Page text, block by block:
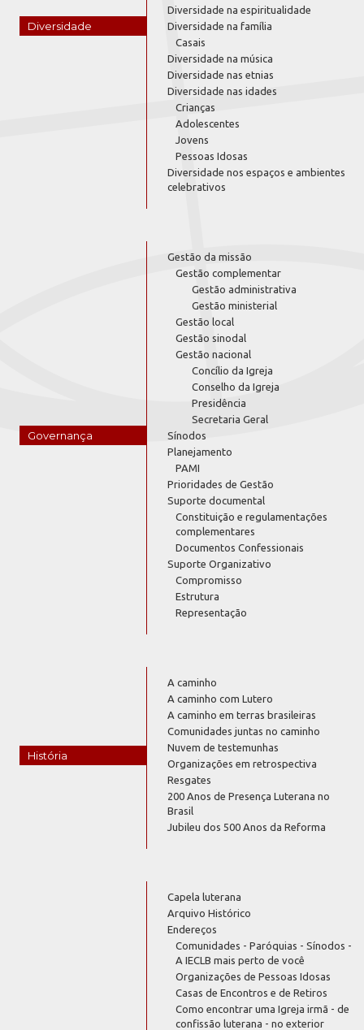
Diversidade
Diversidade na espiritualidade
Diversidade na família
Casais
Diversidade na música
Diversidade nas etnias
Diversidade nas idades
Crianças
Adolescentes
Jovens
Pessoas Idosas
Diversidade nos espaços e ambientes
celebrativos
Governança
Gestão da missão
Gestão complementar
Gestão administrativa
Gestão ministerial
Gestão local
Gestão sinodal
Gestão nacional
Concílio da Igreja
Conselho da Igreja
Presidência
Secretaria Geral
Sínodos
Planejamento
PAMI
Prioridades de Gestão
Suporte documental
Constituição e regulamentações
complementares
Documentos Confessionais
Suporte Organizativo
Compromisso
Estrutura
Representação
História
A caminho
A caminho com Lutero
A caminho em terras brasileiras
Comunidades juntas no caminho
Nuvem de testemunhas
Organizações em retrospectiva
Resgates
200 Anos de Presença Luterana no
Brasil
Jubileu dos 500 Anos da Reforma
Capela luterana
Arquivo Histórico
Endereços
Comunidades - Paróquias - Sínodos -
A IECLB mais perto de você
Organizações de Pessoas Idosas
Casas de Encontros e de Retiros
Como encontrar uma Igreja irmã - de
confissão luterana - no exterior